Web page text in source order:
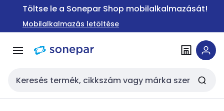
Ugrás a
Ugrás a
tartalomra
Töltse le a Sonepar Shop mobilalkalmazását!
Mobilalkalmazás letöltése
Keresési bemenet